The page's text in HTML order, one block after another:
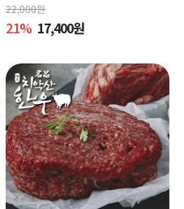
22,000원
21% 17,400원